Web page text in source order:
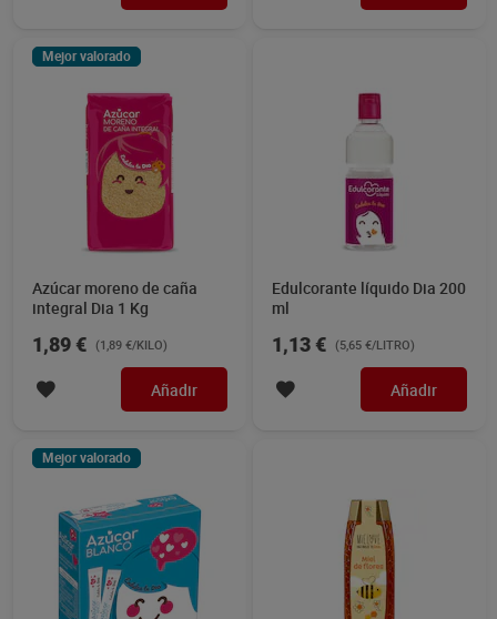
Mejor valorado
Azúcar moreno de caña
integral Dia 1 Kg
1,89 € (1,89 €/KILO)
Añadir
Edulcorante líquido Dia 200
ml
1,13 € (5,65 €/LITRO)
Añadir
Mejor valorado